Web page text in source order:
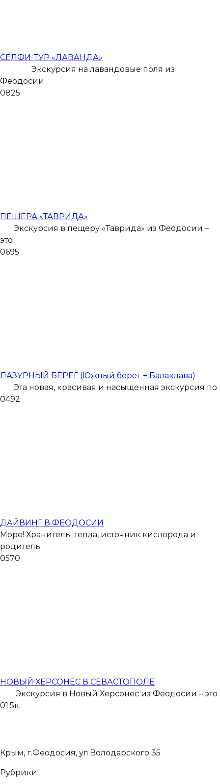
СЕЛФИ-ТУР «ЛАВАНДА»
Экскурсия на лавандовые поля из
Феодосии
0825
ПЕЩЕРА «ТАВРИДА»
Экскурсия в пещеру «Таврида» из Феодосии –
это
0695
ЛАЗУРНЫЙ БЕРЕГ (Южный берег + Балаклава)
Эта новая, красивая и насыщенная экскурсия по
0492
ДАЙВИНГ В ФЕОДОСИИ
Море! Хранитель тепла, источник кислорода и
родитель
0570
НОВЫЙ ХЕРСОНЕС В СЕВАСТОПОЛЕ
Экскурсия в Новый Херсонес из Феодосии – это
01.5к.
Крым, г.Феодосия, ул.Володарского 35
Рубрики